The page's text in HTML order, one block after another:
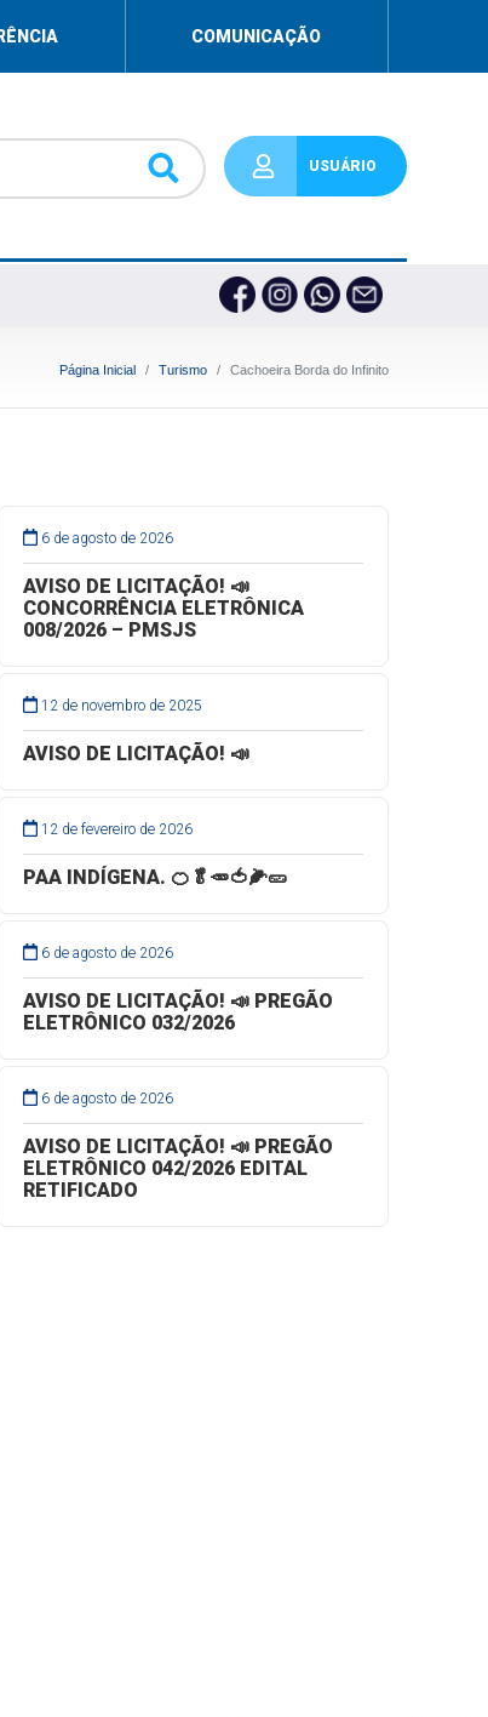
COMUNICAÇÃO
USUÁRIO
Página Inicial Turismo Cachoeira Borda do Infinito
6 de agosto de 2026
AVISO DE LICITAÇÃO! 📣
CONCORRÊNCIA ELETRÔNICA
008/2026 – PMSJS
12 de novembro de 2025
AVISO DE LICITAÇÃO! 📣
12 de fevereiro de 2026
PAA INDÍGENA. 🍊🥬🥕🍅🌽🥒
6 de agosto de 2026
AVISO DE LICITAÇÃO! 📣 PREGÃO
ELETRÔNICO 032/2026
6 de agosto de 2026
AVISO DE LICITAÇÃO! 📣 PREGÃO
ELETRÔNICO 042/2026 EDITAL
RETIFICADO